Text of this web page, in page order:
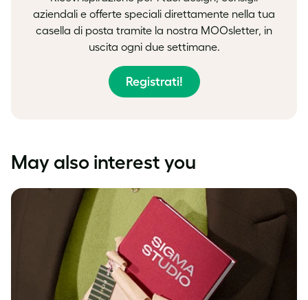
aziendali e offerte speciali direttamente nella tua
casella di posta tramite la nostra MOOsletter, in
uscita ogni due settimane.
Registrati!
May also interest you